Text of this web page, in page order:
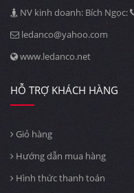
NV kinh doanh: Bích Ngọc:
ledanco@yahoo.com
www.ledanco.net
HỖ TRỢ KHÁCH HÀNG
Giỏ hàng
Hướng dẫn mua hàng
Hình thức thanh toán